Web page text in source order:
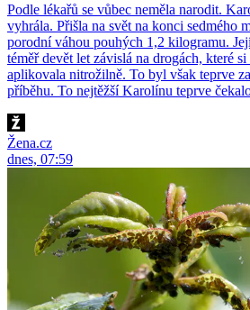
Podle lékařů se vůbec neměla narodit.
vyhrála. Přišla na svět na konci sedmého
porodní váhou pouhých 1,2 kilogramu.
téměř devět let závislá na drogách, které
aplikovala nitrožilně. To byl však teprve
příběhu. To nejtěžší Karolínu teprve
Žena.cz
dnes, 07:59